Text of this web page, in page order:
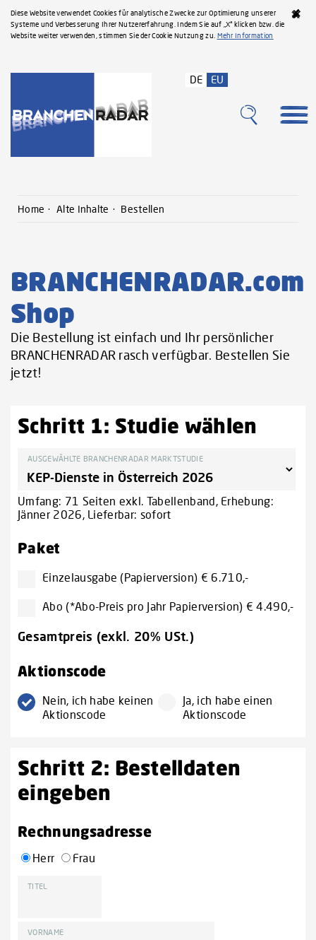
Diese Website verwendet Cookies für analytische Zwecke zur Optimierung unserer
Systeme und Verbesserung Ihrer Nutzererfahrung. Indem Sie auf „X“ klicken bzw. die
Website weiter verwenden, stimmen Sie der Cookie Nutzung zu. Mehr Information
DE EU
Home Alte Inhalte Bestellen
BRANCHENRADAR.com
Shop
Die Bestellung ist einfach und Ihr persönlicher
BRANCHENRADAR rasch verfügbar. Bestellen Sie
jetzt!
Schritt 1: Studie wählen
AUSGEWÄHLTE BRANCHENRADAR MARKTSTUDIE
Umfang: 71 Seiten exkl. Tabellenband, Erhebung:
Jänner 2026, Lieferbar: sofort
Paket
Einzelausgabe (Papierversion) € 6.710,-
Abo (*Abo-Preis pro Jahr Papierversion) € 4.490,-
Gesamtpreis (exkl. 20% USt.)
Aktionscode
Nein, ich habe keinen
Aktionscode
Ja, ich habe einen
Aktionscode
Schritt 2: Bestelldaten
eingeben
Rechnungsadresse
Herr Frau
TITEL
VORNAME